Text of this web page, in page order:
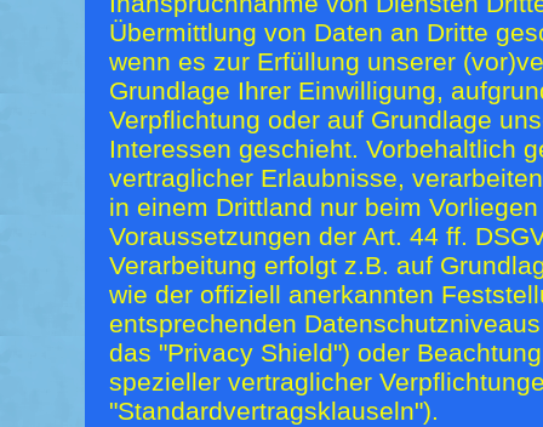
Übermittlung von Daten an Dritte
wenn es zur Erfüllung unserer
Grundlage Ihrer Einwilligung,
Verpflichtung oder auf Grundlage
Interessen geschieht. Vorbehaltlich
vertraglicher Erlaubnisse,
in einem Drittland nur beim
Voraussetzungen der Art. 44 ff.
Verarbeitung erfolgt z.B. auf
wie der offiziell anerkannten
entsprechenden
das "Privacy Shield") oder
spezieller vertraglicher
"Standardvertragsklauseln").